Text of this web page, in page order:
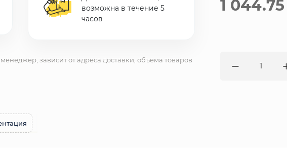
возможна в течение 5
часов
зависит от адреса доставки, объема товаров
1